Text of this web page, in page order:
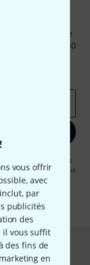
vous offrir
avec
par
publicités
des
il vous suffit
des fins de
en
avec un peu de
valeur de 50
Thomann
de recevoir des
à tout moment. Vous
notrePolitique de